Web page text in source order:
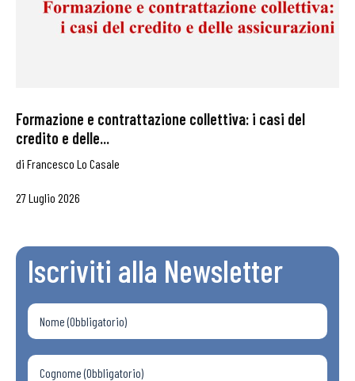
Formazione e contrattazione collettiva: i casi del
credito e delle...
di Francesco Lo Casale
27 Luglio 2026
Iscriviti alla Newsletter